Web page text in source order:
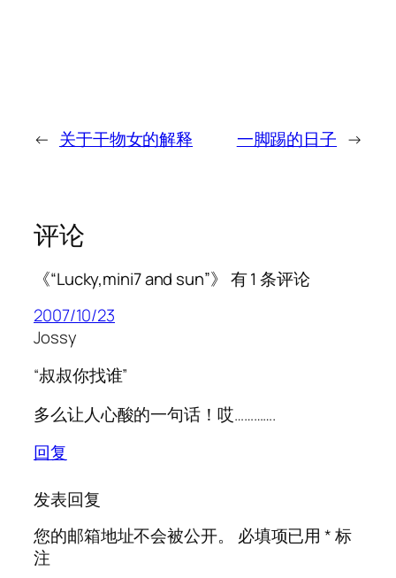
← 关于干物女的解释 一脚踢的日子 →
评论
《“Lucky,mini7 and sun”》 有 1 条评论
2007/10/23
Jossy
“叔叔你找谁”
多么让人心酸的一句话！哎………….
回复
发表回复
您的邮箱地址不会被公开。
必填项已用*标
注